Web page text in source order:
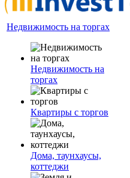
Недвижимость на торгах
Недвижимость на
торгах
Квартиры с торгов
Дома, таунхаусы,
коттеджи